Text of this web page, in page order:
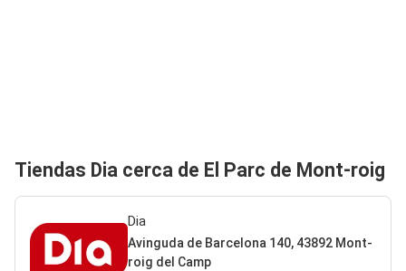
Tiendas Dia cerca de El Parc de Mont-roig
Dia
Avinguda de Barcelona 140, 43892 Mont-
roig del Camp